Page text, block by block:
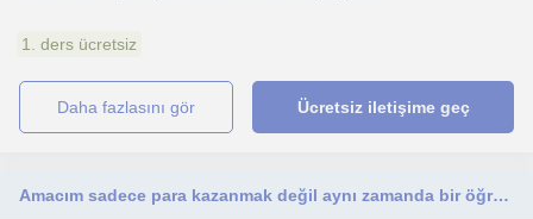
1. ders ücretsiz
daha fazlasını gör Ücretsiz iletişime geç
Amacım sadece para kazanmak değil aynı zamanda bir öğretmenlik öğrencisi olarak öğrencilerle çalışmak 💓